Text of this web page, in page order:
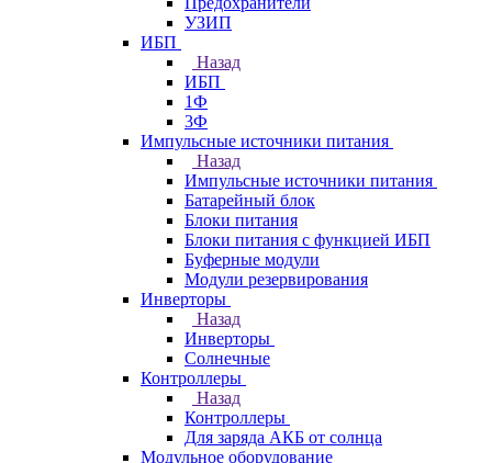
УЗИП
ИБП
Назад
ИБП
1Ф
3Ф
Импульсные источники питания
Назад
Импульсные источники питания
Батарейный блок
Блоки питания
Блоки питания с функцией ИБП
Буферные модули
Модули резервирования
Инверторы
Назад
Инверторы
Солнечные
Контроллеры
Назад
Контроллеры
Для заряда АКБ от солнца
Модульное оборудование